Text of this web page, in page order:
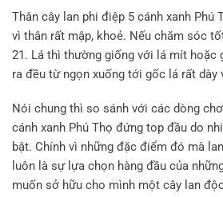
Thân cây lan phi điệp 5 cánh xanh
vì thân rất mập, khoẻ. Nếu chăm sóc
21. Lá thì thường giống với lá mít hoặc
ra đều từ ngọn xuống tới gốc lá rất dày
Nói chung thì so sánh với các dòng
cánh xanh Phú Thọ đứng top đầu do
bật. Chính vì những đặc điểm đó mà
luôn là sự lựa chọn hàng đầu của
muốn sở hữu cho mình một cây lan